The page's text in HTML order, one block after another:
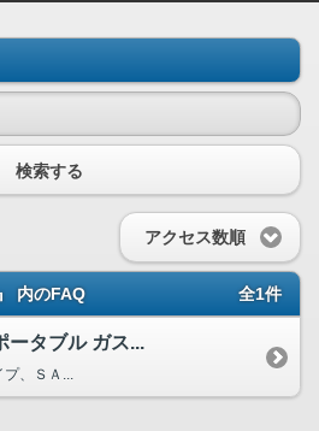
検索する
アクセス数順
内のFAQ 全1件
ータブル ガス...
プ、ＳＡ...